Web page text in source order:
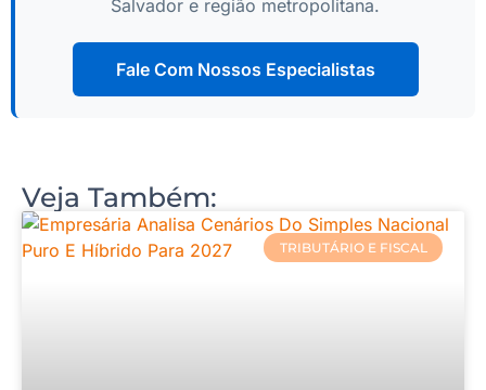
Salvador e região metropolitana.
Fale Com Nossos Especialistas
Veja Também:
TRIBUTÁRIO E FISCAL